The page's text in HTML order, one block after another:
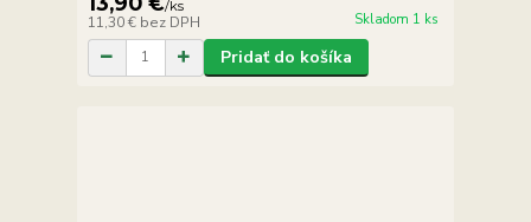
/ks
11,30 € bez DPH Skladom 1 ks
Pridať do košíka